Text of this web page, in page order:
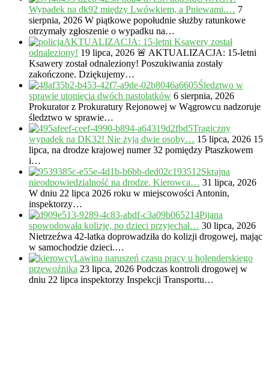
Wypadek na dk92 między Lwówkiem, a Pniewami.… 7
sierpnia, 2026 W piątkowe popołudnie służby ratunkowe
otrzymały zgłoszenie o wypadku na…
AKTUALIZACJA: 15-letni Ksawery został
odnaleziony! 19 lipca, 2026 🚨 AKTUALIZACJA: 15-letni
Ksawery został odnaleziony! Poszukiwania zostały
zakończone. Dziękujemy…
Śledztwo w
sprawie utonięcia dwóch nastolatków 6 sierpnia, 2026
Prokurator z Prokuratury Rejonowej w Wągrowcu nadzoruje
śledztwo w sprawie…
Tragiczny
wypadek na DK32! Nie żyją dwie osoby… 15 lipca, 2026 15
lipca, na drodze krajowej numer 32 pomiędzy Ptaszkowem
i…
Skrajna
nieodpowiedzialność na drodze. Kierowca… 31 lipca, 2026
W dniu 22 lipca 2026 roku w miejscowości Antonin,
inspektorzy…
Pijana
spowodowała kolizję, po dzieci przyjechał… 30 lipca, 2026
Nietrzeźwa 42-latka doprowadziła do kolizji drogowej, mając
w samochodzie dzieci.…
Lawina naruszeń czasu pracy u holenderskiego
przewoźnika 23 lipca, 2026 Podczas kontroli drogowej w
dniu 22 lipca inspektorzy Inspekcji Transportu…